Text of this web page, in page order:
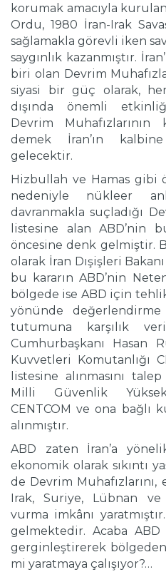
korumak amacıyla
Ordu, 1980 İran-Irak
sağlamakla görevli iken
saygınlık kazanmıştır.
biri olan Devrim
siyasi bir güç olarak,
dışında önemli
Devrim Muhafızlarının
demek İran’ın
gelecektir.
Hizbullah ve Hamas
nedeniyle nükleer
davranmakla suçladığı
listesine alan ABD’nin
öncesine denk gelmiştir.
olarak İran Dışişleri
bu kararın ABD’nin
bölgede ise ABD için
yönünde değerlendirme
tutumuna karşılık
Cumhurbaşkanı Hasan
Kuvvetleri Komutanlığı
listesine alınmasını
Milli Güvenlik
CENTCOM ve ona bağlı
alınmıştır.
ABD zaten İran’a
ekonomik olarak sıkıntı
de Devrim
Irak, Suriye, Lübnan
vurma imkânı
gelmektedir. Acaba ABD
gerginleştirerek
mi yaratmaya çalışıyor?…